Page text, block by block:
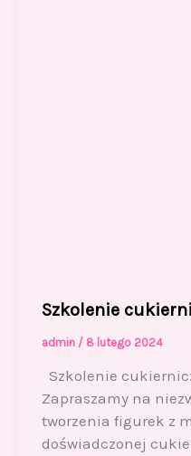
Szkolenie
admin / 8 lutego 2024
Szkolenie
Zapraszamy na
tworzenia figurek z
doświadczonej